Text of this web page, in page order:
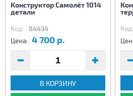
Конструктор Самолёт 1014
детали
Код: 84434
Цена: 4 700 р.
В КОРЗИНУ
Код: